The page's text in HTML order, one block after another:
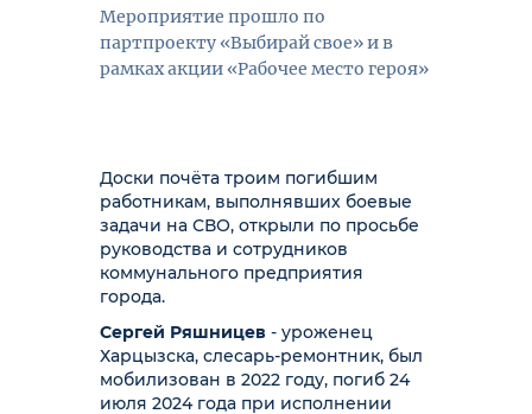
Мероприятие прошло по
партпроекту «Выбирай свое» и в
рамках акции «Рабочее место героя»
Доски почёта троим погибшим
работникам, выполнявших боевые
задачи на СВО, открыли по просьбе
руководства и сотрудников
коммунального предприятия
города.
Сергей Ряшницев - уроженец
Харцызска, слесарь-ремонтник, был
мобилизован в 2022 году, погиб 24
июля 2024 года при исполнении